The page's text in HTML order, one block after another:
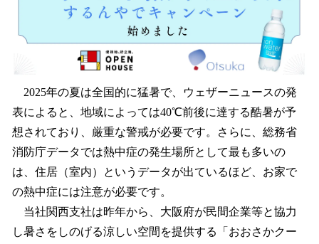
2025年の夏は全国的に猛暑で、ウェザーニュースの発
表によると、地域によっては40℃前後に達する酷暑が予
想されており、厳重な警戒が必要です。さらに、総務省
消防庁データでは熱中症の発生場所として最も多いの
は、住居（室内）というデータが出ているほど、お家で
の熱中症には注意が必要です。
当社関西支社は昨年から、大阪府が民間企業等と協力
し暑さをしのげる涼しい空間を提供する「おおさかクー